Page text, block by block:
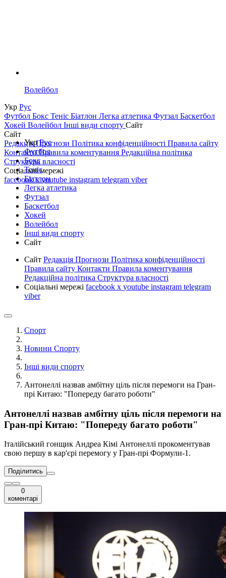
Волейбол
Укр Рус
Футбол Бокс Теніс Біатлон Легка атлетика Футзал Баскетбол
Хокей Волейбол Інші види спорту Сайт
Сайт
РедакціяПрогнози Політика конфіденційності Правила сайту
КонтактиПравила коментування Редакційна політика
Структура власності
Соціальні мережі
facebookxyoutube instagram telegram viber
УкрРус
Футбол
Бокс
Теніс
Біатлон
Легка атлетика
Футзал
Баскетбол
Хокей
Волейбол
Інші види спорту
Сайт
Сайт Редакція Прогнози Політика конфіденційності
Правила сайту Контакти Правила коментування
Редакційна політика Структура власності
Соціальні мережі facebook x youtube instagram telegram
viber
Спорт
Новини Спорту
Інші види спорту
Антонеллі назвав амбітну ціль після перемоги на Гран-
прі Китаю: "Попереду багато роботи"
Антонеллі назвав амбітну ціль після перемоги на
Гран-прі Китаю: "Попереду багато роботи"
Італійський гонщик Андреа Кімі Антонеллі прокоментував
свою першу в кар'єрі перемогу у Гран-прі Формули-1.
Поділитись
0
коментарі